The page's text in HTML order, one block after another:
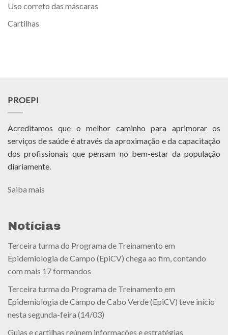
Uso correto das máscaras
Cartilhas
PROEPI
Acreditamos que o melhor caminho para aprimorar os
serviços de saúde é através da aproximação e da capacitação
dos profissionais que pensam no bem-estar da população
diariamente.
Saiba mais
Notícias
Terceira turma do Programa de Treinamento em
Epidemiologia de Campo (EpiCV) chega ao fim, contando
com mais 17 formandos
Terceira turma do Programa de Treinamento em
Epidemiologia de Campo de Cabo Verde (EpiCV) teve início
nesta segunda-feira (14/03)
Guias e cartilhas reúnem informações e estratégias